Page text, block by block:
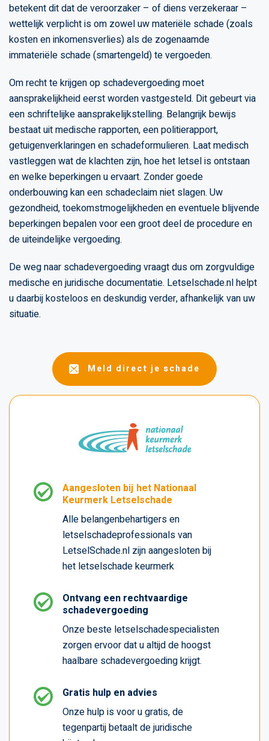
betekent dit dat de veroorzaker – of diens verzekeraar –
wettelijk verplicht is om zowel uw materiële schade (zoals
kosten en inkomensverlies) als de zogenaamde
immateriële schade (smartengeld) te vergoeden.
Om recht te krijgen op schadevergoeding moet
aansprakelijkheid eerst worden vastgesteld. Dit gebeurt via
een schriftelijke aansprakelijkstelling. Belangrijk bewijs
bestaat uit medische rapporten, een politierapport,
getuigenverklaringen en schadeformulieren. Laat medisch
vastleggen wat de klachten zijn, hoe het letsel is ontstaan
en welke beperkingen u ervaart. Zonder goede
onderbouwing kan een schadeclaim niet slagen. Uw
gezondheid, toekomstmogelijkheden en eventuele blijvende
beperkingen bepalen voor een groot deel de procedure en
de uiteindelijke vergoeding.
De weg naar schadevergoeding vraagt dus om zorgvuldige
medische en juridische documentatie. Letselschade.nl helpt
u daarbij kosteloos en deskundig verder, afhankelijk van uw
situatie.
Meld direct je schade
Aangesloten bij het Nationaal
Keurmerk Letselschade
Alle belangenbehartigers en
letselschadeprofessionals van
LetselSchade.nl zijn aangesloten bij
het letselschade keurmerk
Ontvang een rechtvaardige
schadevergoeding
Onze beste letselschadespecialisten
zorgen ervoor dat u altijd de hoogst
haalbare schadevergoeding krijgt.
Gratis hulp en advies
Onze hulp is voor u gratis, de
tegenpartij betaalt de juridische